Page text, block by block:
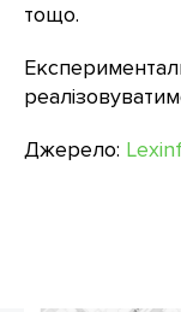
тощо.
Джерело: